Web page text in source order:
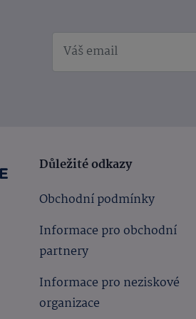
Důležité odkazy
Obchodní podmínky
Informace pro obchodní
partnery
Informace pro neziskové
organizace